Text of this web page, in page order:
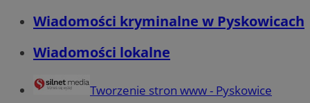
Wiadomości kryminalne w Pyskowicach
Wiadomości lokalne
Tworzenie stron www - Pyskowice